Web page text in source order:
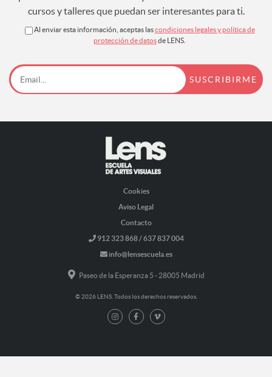
cursos y talleres que puedan ser interesantes para ti.
Al enviar esta información, aceptas lascondiciones legales y política de
protección de datosde LENS.
Cookies
Aviso Legal
Contacto
912 323 868 / 637 837 004
info@lensescuela.es
Paseo de la Esperanza 5 - 28005 Madrid
© 2026 LENS. Todos los derechos reservados.